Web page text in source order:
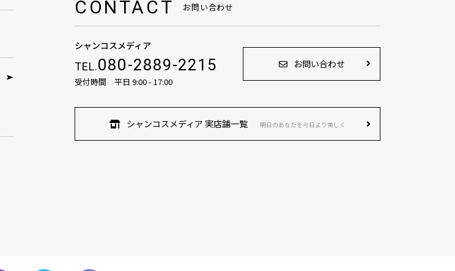
CONTACT お問い合わせ
シャンコスメディア
TEL.080-2889-2215
受付時間 平日 9:00 - 17:00
お問い合わせ
シャンコスメディア 実店舗一覧 明日のあなたを今日より美しく